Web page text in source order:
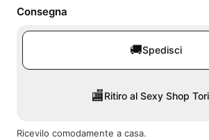
Consegna
🚚Spedisci
🏬Ritiro al Sexy Shop
Ricevilo comodamente a casa.